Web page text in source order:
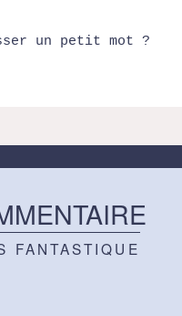
un petit mot ?
FANTASTIQUE